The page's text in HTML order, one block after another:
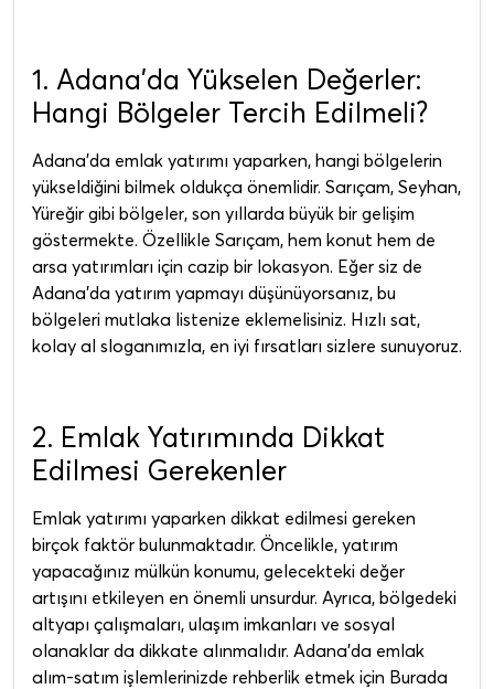
1. Adana'da Yükselen Değerler:
Hangi Bölgeler Tercih Edilmeli?
Adana'da emlak yatırımı yaparken, hangi bölgelerin
yükseldiğini bilmek oldukça önemlidir. Sarıçam, Seyhan,
Yüreğir gibi bölgeler, son yıllarda büyük bir gelişim
göstermekte. Özellikle Sarıçam, hem konut hem de
arsa yatırımları için cazip bir lokasyon. Eğer siz de
Adana'da yatırım yapmayı düşünüyorsanız, bu
bölgeleri mutlaka listenize eklemelisiniz. Hızlı sat,
kolay al sloganımızla, en iyi fırsatları sizlere sunuyoruz.
2. Emlak Yatırımında Dikkat
Edilmesi Gerekenler
Emlak yatırımı yaparken dikkat edilmesi gereken
birçok faktör bulunmaktadır. Öncelikle, yatırım
yapacağınız mülkün konumu, gelecekteki değer
artışını etkileyen en önemli unsurdur. Ayrıca, bölgedeki
altyapı çalışmaları, ulaşım imkanları ve sosyal
olanaklar da dikkate alınmalıdır. Adana'da emlak
alım-satım işlemlerinizde rehberlik etmek için Burada